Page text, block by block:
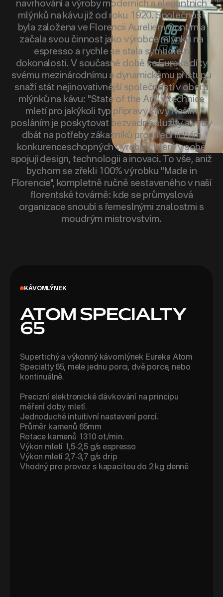
navrhování a výroby moderních a elegantních
mlýnků na kávu již od roku 1920. Společnost
byla založena ve Florencii Aureliem Contim a
začala svou činnost jako výrobce mlýnků na
espresso a rychle se stala symbolem
dokonalosti. V současné době se Eureka díky
svému mezinárodnímu a dynamickému přístupu
snaží stát nejinovativnější společností v oboru
mlýnků na kávu: "State of the Art" v technice
mletí pro jakýkoli typ přípravy kávy Naším
posláním je poskytovat bezvadné služby a vždy
dbát na potřeby zákazníků prostřednictvím
konkurenceschopných výrobků, které v sobě
spojují design, technologii a inovaci. To vše, aniž
bychom se zřekli 100% výrobku "Made in
Florencie", kompletně ručně sestaveného v naší
florentské továrně: kde se průmyslová
organizace snoubí s řemeslnými znalostmi s
moudrým mistrovstvím.
KÁVOMLÝNEK
ATOM SPECIALTY
65
Supertichý a výkonný kávomlýnek Eureka Atom
Specialty 65, mele jednu porci, dvě porce, nebo
kontinuálně.
Precizní elektronické dávkování na principu
měření doby mletí.
Jednoduché intuitivní nastavení porcí.
Průměr kamenů 65mm
Rotace kamenů 1310 ot./min.
Výkon mletí 1,5-2,5 g/s espresso
Výkon mletí 2,7-3,7 g/s drip
Vhodný pro provoz s kapacitou do 2 kg denně